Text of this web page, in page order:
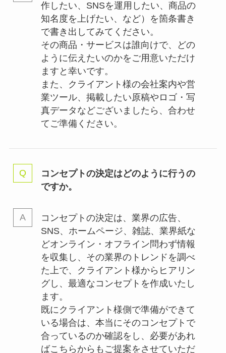
作したい、SNSを運用したい、商品の
知名度を上げたい、など）を箇条書き
で書き出してみてください。
その商品・サービスは誰向けで、どの
ように伝えたいのかをご用意いただけ
ますと幸いです。
また、クライアント様の会社案内や営
業ツール、掲載したい原稿やロゴ・写
真データなどございましたら、合わせ
てご準備ください。
コンセプトの決定はどのように行うの
ですか。
コンセプトの決定は、業界の広告、
SNS、ホームページ、雑誌、業界紙な
どオンライン・オフライン問わず情報
を収集し、その業界のトレンドを調べ
た上で、クライアント様からヒアリン
グし、最適なコンセプトを作成いたし
ます。
既にクライアント様側で準備ができて
いる場合は、本当にそのコンセプトで
合っているのか確認をし、必要があれ
ばこちらからもご提案をさせていただ